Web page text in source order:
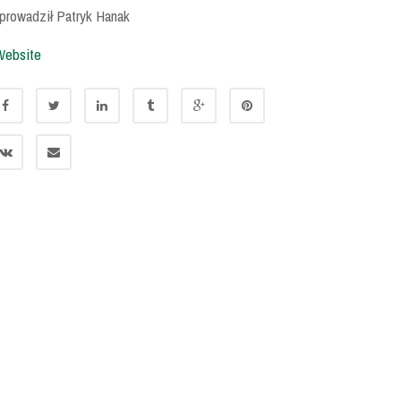
Patryk Hanak